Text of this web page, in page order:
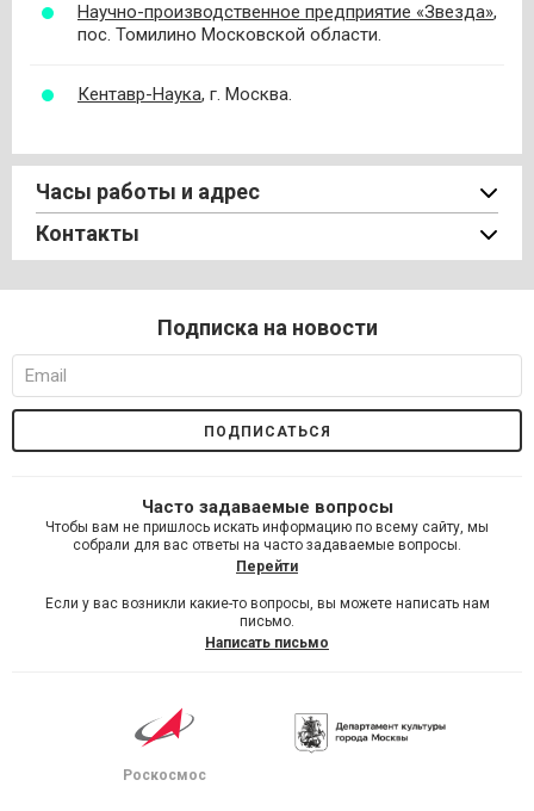
Научно-производственное предприятие «Звезда»,
пос. Томилино Московской области.
Кентавр-Наука, г. Москва.
Часы работы и адрес
Контакты
Подписка на новости
Часто задаваемые вопросы
Чтобы вам не пришлось искать информацию по всему сайту, мы
собрали для вас ответы на часто задаваемые вопросы.
Перейти
Если у вас возникли какие-то вопросы, вы можете написать нам
письмо.
Написать письмо
Роскосмос